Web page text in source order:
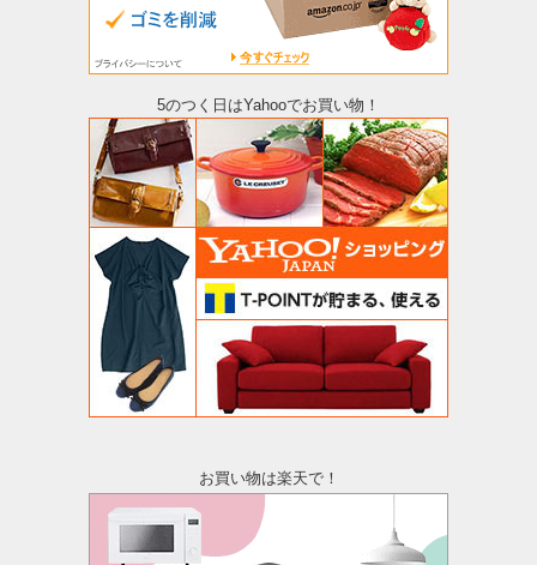
5のつく日はYahooでお買い物！
お買い物は楽天で！